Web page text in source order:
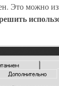
Это можно